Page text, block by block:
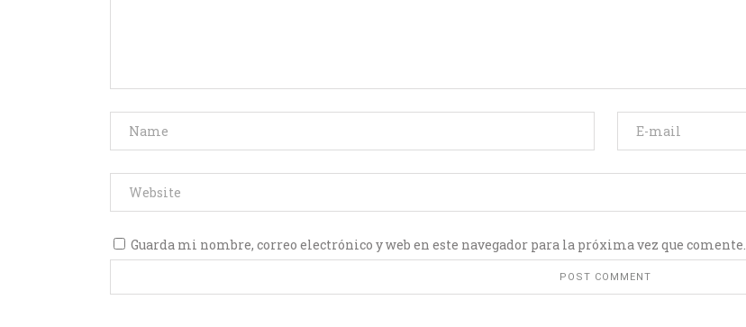
Guarda mi nombre, correo electrónico y web en este navegador para la próxima vez que comente.